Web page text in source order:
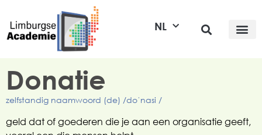
NL
Donatie
zelfstandig naamwoord (de) /doˈnasi /
geld dat of goederen die je aan een organisatie geeft,